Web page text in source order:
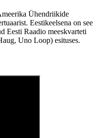
Ühendriikide
Eestikeelsena on see
Eesti Raadio meeskvarteti
Uno Loop) esituses.